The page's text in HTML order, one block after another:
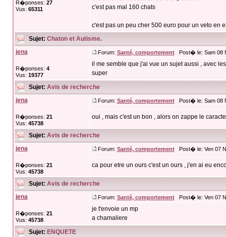
R�ponses: 27
Vus: 65311
c'est pas mal 160 chats
c'est pas un peu cher 500 euro pour un veto en
Sujet: Chaton et Autisme.
jena
R�ponses: 4
Vus: 19377
Forum: Santé, comportementPost� le: Sam 08
il me semble que j'ai vue un sujet aussi , avec
super
Sujet: Avis de recherche
jena
R�ponses: 21
Vus: 45738
Forum: Santé, comportementPost� le: Sam 08
oui , mais c'est un bon , alors on zappe le
Sujet: Avis de recherche
jena
R�ponses: 21
Vus: 45738
Forum: Santé, comportementPost� le: Ven 07
ca pour etre un ours c'est un ours , j'en ai eu
Sujet: Avis de recherche
jena
R�ponses: 21
Vus: 45738
Forum: Santé, comportementPost� le: Ven 07
je t'envoie un mp
a chamaliere
Sujet: ENQUETE